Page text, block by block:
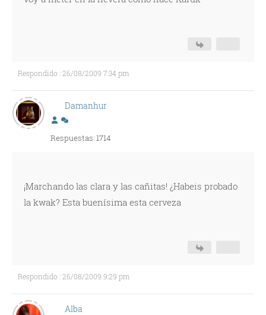
Respondido : 26/08/2009 7:34 pm
Damanhur
Respuestas: 1714
¡Marchando las clara y las cañitas! ¿Habeis probado
la kwak? Esta buenísima esta cerveza
Respondido : 26/08/2009 9:29 pm
Alba